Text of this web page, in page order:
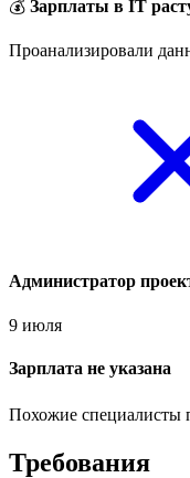
💰 Зарплаты в IT
Проанализировали
Администратор
9 июля
Зарплата не указана
Похожие специалисты
Требования